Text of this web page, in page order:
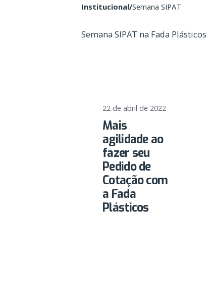
Institucional/Semana SIPAT
Semana SIPAT na Fada Plásticos
22 de abril de 2022
Mais
agilidade ao
fazer seu
Pedido de
Cotação com
a Fada
Plásticos